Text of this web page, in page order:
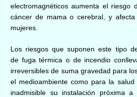
electromagnéticos aumenta el riesgo
cáncer de mama o cerebral, y
mujeres.
Los riesgos que suponen este tipo
de fuga térmica o de incendio
irreversibles de suma gravedad para
el medioambiente como para la
inadmisible su instalación próxima a